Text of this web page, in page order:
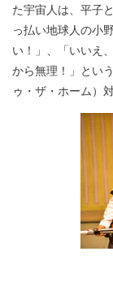
た宇宙人は、平子
っ払い地球人の小
い！」、「いいえ
から無理！」とい
ゥ・ザ・ホーム）